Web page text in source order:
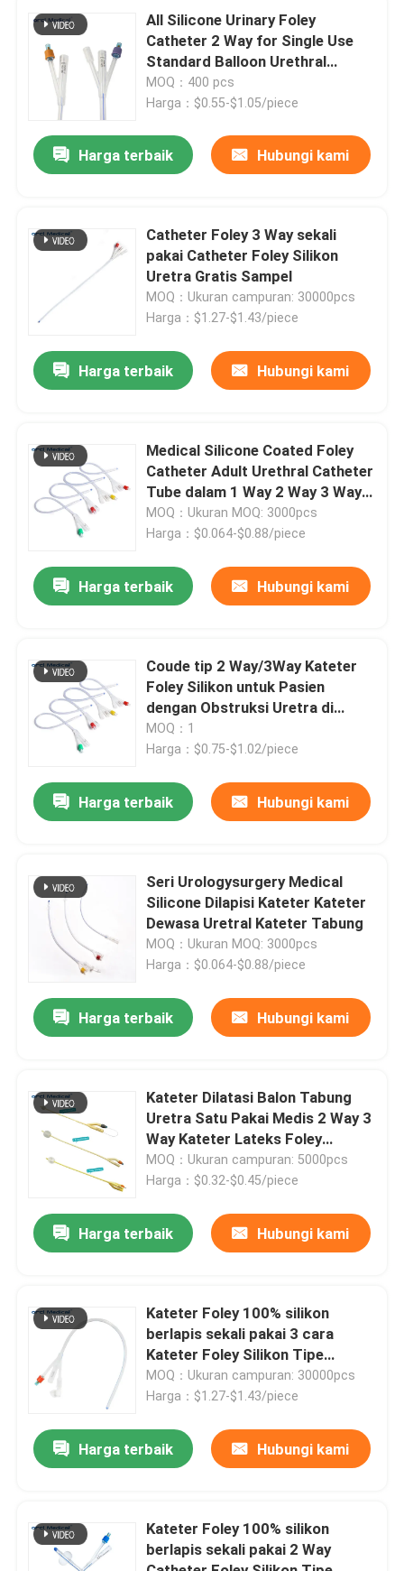
Produk
Video
Pertunjukan VR
Tur Pabrik
Kontrol Kualitas
Hubungi Kami
Tabung Endotrakeal yang Diperkuat
All Silicone Urinary Foley
Catheter 2 Way for Single Use
Standard Balloon Urethral
Suprapubic Use
MOQ：400 pcs
Harga：$0.55-$1.05/piece
Harga terbaik Hubungi kami
Catheter Foley 3 Way sekali
pakai Catheter Foley Silikon
Uretra Gratis Sampel
MOQ：Ukuran campuran: 30000pcs
Harga：$1.27-$1.43/piece
Harga terbaik Hubungi kami
Medical Silicone Coated Foley
Catheter Adult Urethral Catheter
Tube dalam 1 Way 2 Way 3 Way
Options
MOQ：Ukuran MOQ: 3000pcs
Harga：$0.064-$0.88/piece
Harga terbaik Hubungi kami
Coude tip 2 Way/3Way Kateter
Foley Silikon untuk Pasien
dengan Obstruksi Uretra di
Pusat Rehabilitasi
MOQ：1
Harga：$0.75-$1.02/piece
Harga terbaik Hubungi kami
Seri Urologysurgery Medical
Silicone Dilapisi Kateter Kateter
Dewasa Uretral Kateter Tabung
MOQ：Ukuran MOQ: 3000pcs
Harga：$0.064-$0.88/piece
Harga terbaik Hubungi kami
Kateter Dilatasi Balon Tabung
Uretra Satu Pakai Medis 2 Way 3
Way Kateter Lateks Foley
Dengan Lapisan Silikon
MOQ：Ukuran campuran: 5000pcs
Harga：$0.32-$0.45/piece
Harga terbaik Hubungi kami
Kateter Foley 100% silikon
berlapis sekali pakai 3 cara
Kateter Foley Silikon Tipe
Standard
MOQ：Ukuran campuran: 30000pcs
Harga：$1.27-$1.43/piece
Harga terbaik Hubungi kami
Kateter Foley 100% silikon
berlapis sekali pakai 2 Way